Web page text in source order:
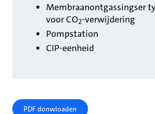
Membraanontgassingser
voor CO2-verwijdering
Pompstation
CIP-eenheid
PDF donwloaden